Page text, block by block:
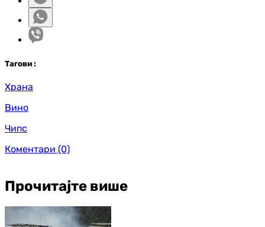
Тагови :
Храна
Вино
Чипс
Коментари (0)
Прочитајте више